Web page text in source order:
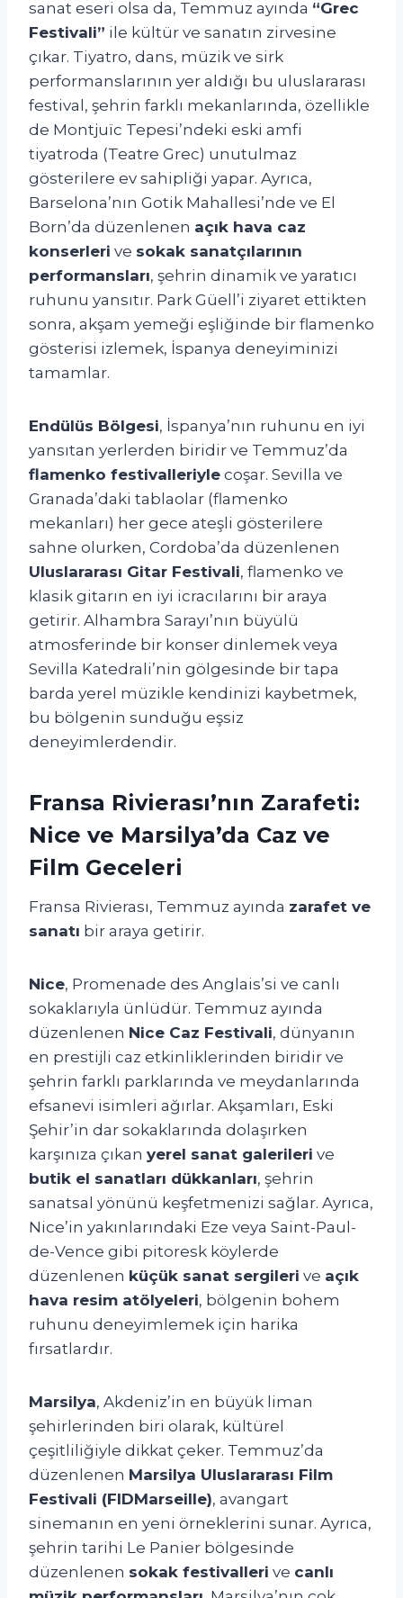
sanat eseri olsa da, Temmuz ayında “Grec
Festivali” ile kültür ve sanatın zirvesine
çıkar. Tiyatro, dans, müzik ve sirk
performanslarının yer aldığı bu uluslararası
festival, şehrin farklı mekanlarında, özellikle
de Montjuïc Tepesi’ndeki eski amfi
tiyatroda (Teatre Grec) unutulmaz
gösterilere ev sahipliği yapar. Ayrıca,
Barselona’nın Gotik Mahallesi’nde ve El
Born’da düzenlenen açık hava caz
konserleri ve sokak sanatçılarının
performansları, şehrin dinamik ve yaratıcı
ruhunu yansıtır. Park Güell’i ziyaret ettikten
sonra, akşam yemeği eşliğinde bir flamenko
gösterisi izlemek, İspanya deneyiminizi
tamamlar.
Endülüs Bölgesi, İspanya’nın ruhunu en iyi
yansıtan yerlerden biridir ve Temmuz’da
flamenko festivalleriyle coşar. Sevilla ve
Granada’daki tablaolar (flamenko
mekanları) her gece ateşli gösterilere
sahne olurken, Cordoba’da düzenlenen
Uluslararası Gitar Festivali, flamenko ve
klasik gitarın en iyi icracılarını bir araya
getirir. Alhambra Sarayı’nın büyülü
atmosferinde bir konser dinlemek veya
Sevilla Katedrali’nin gölgesinde bir tapa
barda yerel müzikle kendinizi kaybetmek,
bu bölgenin sunduğu eşsiz
deneyimlerdendir.
Fransa Rivierası’nın Zarafeti:
Nice ve Marsilya’da Caz ve
Film Geceleri
Fransa Rivierası, Temmuz ayında zarafet ve
sanatı bir araya getirir.
Nice, Promenade des Anglais’si ve canlı
sokaklarıyla ünlüdür. Temmuz ayında
düzenlenen Nice Caz Festivali, dünyanın
en prestijli caz etkinliklerinden biridir ve
şehrin farklı parklarında ve meydanlarında
efsanevi isimleri ağırlar. Akşamları, Eski
Şehir’in dar sokaklarında dolaşırken
karşınıza çıkan yerel sanat galerileri ve
butik el sanatları dükkanları, şehrin
sanatsal yönünü keşfetmenizi sağlar. Ayrıca,
Nice’in yakınlarındaki Eze veya Saint-Paul-
de-Vence gibi pitoresk köylerde
düzenlenen küçük sanat sergileri ve açık
hava resim atölyeleri, bölgenin bohem
ruhunu deneyimlemek için harika
fırsatlardır.
Marsilya, Akdeniz’in en büyük liman
şehirlerinden biri olarak, kültürel
çeşitliliğiyle dikkat çeker. Temmuz’da
düzenlenen Marsilya Uluslararası Film
Festivali (FIDMarseille), avangart
sinemanın en yeni örneklerini sunar. Ayrıca,
şehrin tarihi Le Panier bölgesinde
düzenlenen sokak festivalleri ve canlı